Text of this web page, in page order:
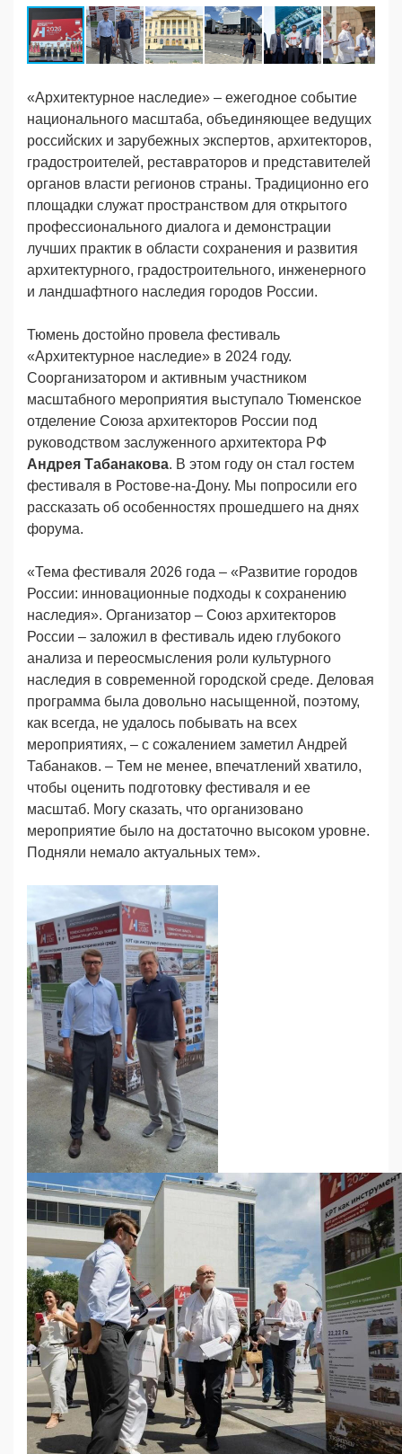
«Архитектурное наследие» – ежегодное событие
национального масштаба, объединяющее ведущих
российских и зарубежных экспертов, архитекторов,
градостроителей, реставраторов и представителей
органов власти регионов страны. Традиционно его
площадки служат пространством для открытого
профессионального диалога и демонстрации
лучших практик в области сохранения и развития
архитектурного, градостроительного, инженерного
и ландшафтного наследия городов России.
Тюмень достойно провела фестиваль
«Архитектурное наследие» в 2024 году.
Соорганизатором и активным участником
масштабного мероприятия выступало Тюменское
отделение Союза архитекторов России под
руководством заслуженного архитектора РФ
Андрея Табанакова. В этом году он стал гостем
фестиваля в Ростове-на-Дону. Мы попросили его
рассказать об особенностях прошедшего на днях
форума.
«Тема фестиваля 2026 года – «Развитие городов
России: инновационные подходы к сохранению
наследия». Организатор – Союз архитекторов
России – заложил в фестиваль идею глубокого
анализа и переосмысления роли культурного
наследия в современной городской среде. Деловая
программа была довольно насыщенной, поэтому,
как всегда, не удалось побывать на всех
мероприятиях, – с сожалением заметил Андрей
Табанаков. – Тем не менее, впечатлений хватило,
чтобы оценить подготовку фестиваля и ее
масштаб. Могу сказать, что организовано
мероприятие было на достаточно высоком уровне.
Подняли немало актуальных тем».